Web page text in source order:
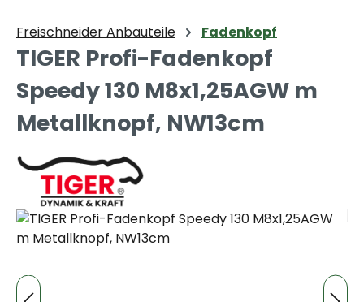
Freischneider Anbauteile Fadenkopf
TIGER Profi-Fadenkopf
Speedy 130 M8x1,25AGW m
Metallknopf, NW13cm
Bildergalerie überspringen